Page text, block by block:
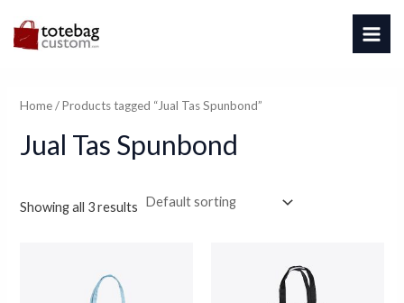
Home/ Products tagged “Jual Tas Spunbond”
Jual Tas Spunbond
Showing all 3 results